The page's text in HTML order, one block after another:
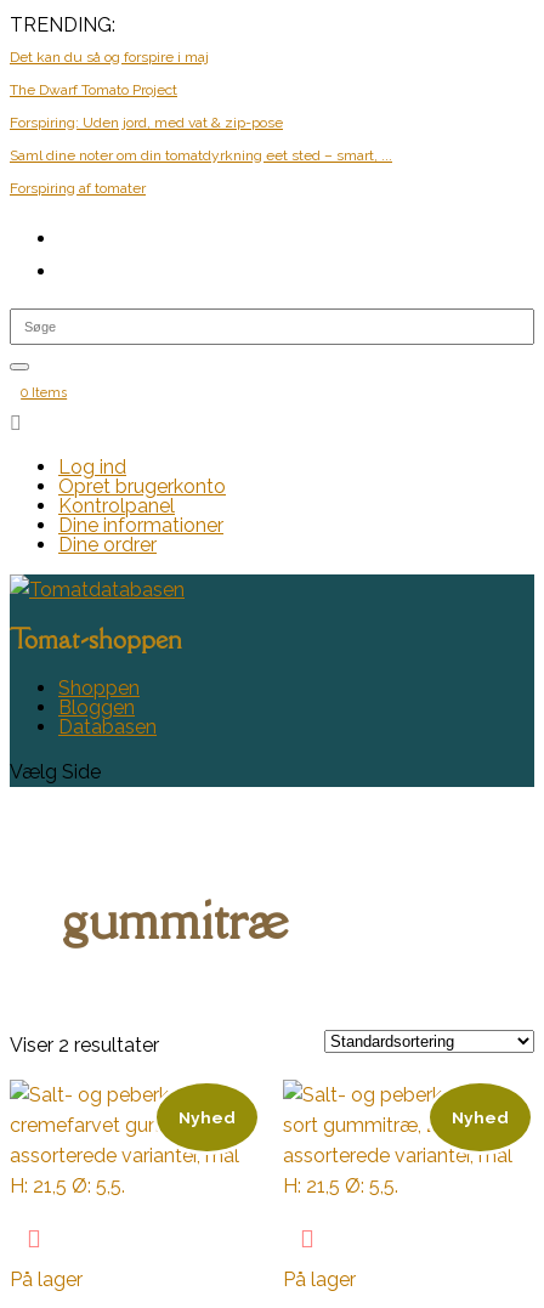
TRENDING:
Det kan du så og forspire i maj
The Dwarf Tomato Project
Forspiring: Uden jord, med vat & zip-pose
Saml dine noter om din tomatdyrkning eet sted – smart, ...
Forspiring af tomater
0 Items

Log ind
Opret brugerkonto
Kontrolpanel
Dine informationer
Dine ordrer
Tomat-shoppen
Shoppen
Bloggen
Databasen
Vælg Side
gummitræ
Viser 2 resultater
Nyhed
På lager
Nyhed
På lager